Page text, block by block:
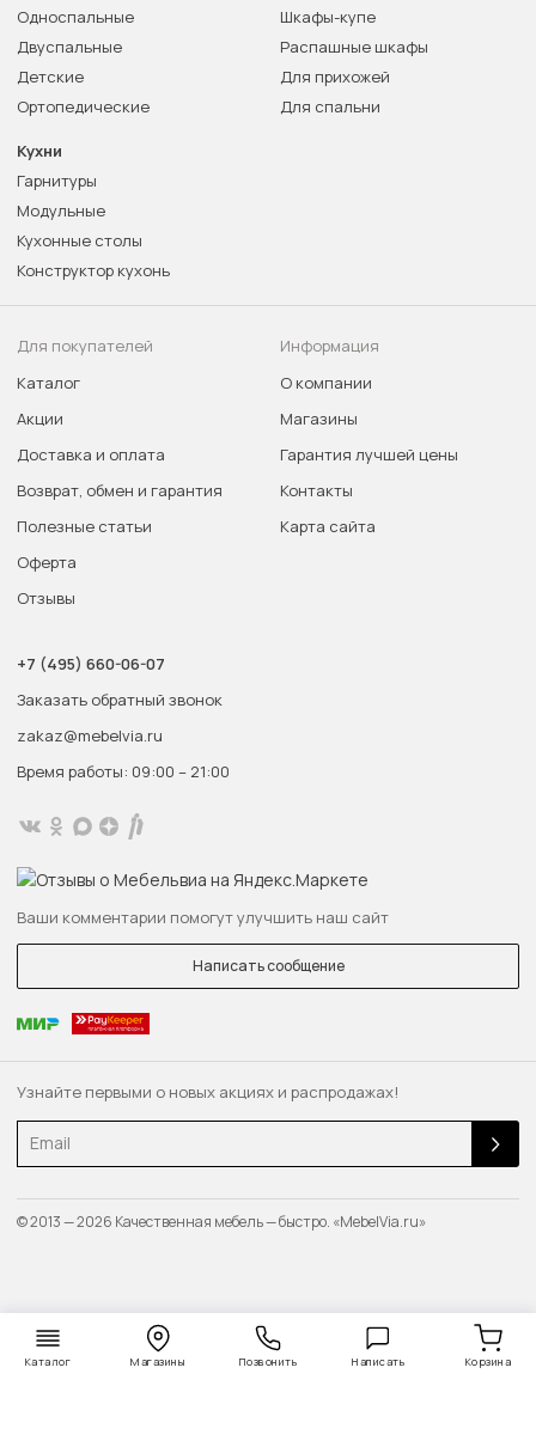
Узнайте первыми о новых акциях и распродажах!
Email
Односпальные
Двуспальные
Детские
Ортопедические
Шкафы-купе
Распашные шкафы
Для прихожей
Для спальни
Кухни
Гарнитуры
Модульные
Кухонные столы
Конструктор кухонь
Для покупателей
Каталог
Акции
Доставка и оплата
Возврат, обмен и гарантия
Полезные статьи
Оферта
Отзывы
Информация
О компании
Магазины
Гарантия лучшей цены
Контакты
Карта сайта
+7 (495) 660-06-07
Заказать обратный звонок
zakaz@mebelvia.ru
Время работы: 09:00 – 21:00
Ваши комментарии помогут улучшить наш сайт
Написать сообщение
© 2013 — 2026 Качественная мебель — быстро. «MebelVia.ru»
Каталог Магазины Позвонить Написать Корзина